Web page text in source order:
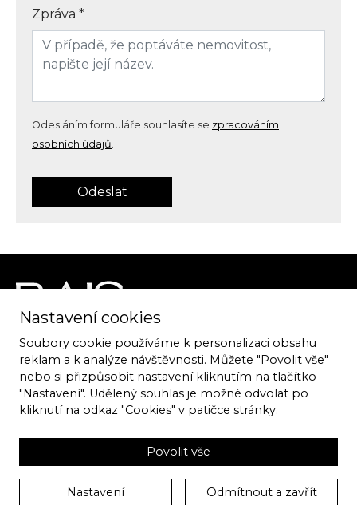
Zpráva *
Odesláním formuláře souhlasíte se zpracováním
osobních údajů
Odeslat
ATELIER RAIS
Špitálka 8, 602 00 Brno
T:776 850 419
E:Lederer@robertrais.cz
Nastavení cookies
Soubory cookie používáme k personalizaci obsahu
reklam a k analýze návštěvnosti. Můžete "Povolit vše"
nebo si přizpůsobit nastavení kliknutím na tlačítko
"Nastavení". Udělený souhlas je možné odvolat po
kliknutí na odkaz "Cookies" v patičce stránky.
Povolit vše
Nastavení Odmítnout a zavřít